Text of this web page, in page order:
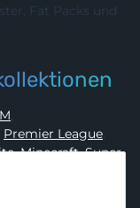
,
Premier League,
,Minecraft,Super